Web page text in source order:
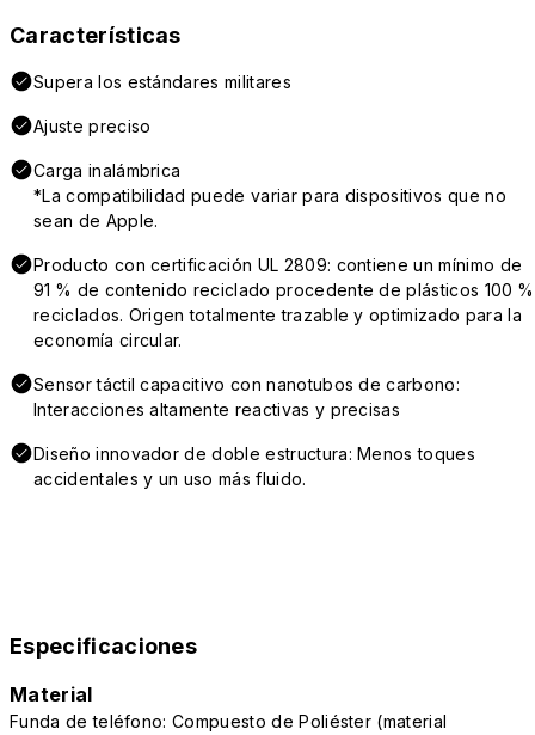
Características
Supera los estándares militares
Ajuste preciso
Carga inalámbrica
*La compatibilidad puede variar para dispositivos que no
sean de Apple.
Producto con certificación UL 2809: contiene un mínimo de
91 % de contenido reciclado procedente de plásticos 100 %
reciclados. Origen totalmente trazable y optimizado para la
economía circular.
Sensor táctil capacitivo con nanotubos de carbono:
Interacciones altamente reactivas y precisas
Diseño innovador de doble estructura: Menos toques
accidentales y un uso más fluido.
Especificaciones
Material
Funda de teléfono: Compuesto de Poliéster (material